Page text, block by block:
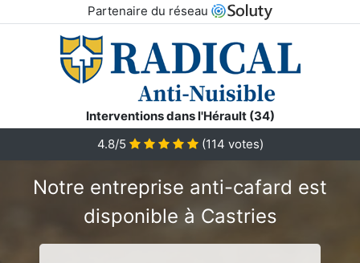
Partenaire du réseau
Interventions dans l'Hérault (34)
4.8/5
(114 votes)
Notre entreprise anti-cafard est
disponible à Castries